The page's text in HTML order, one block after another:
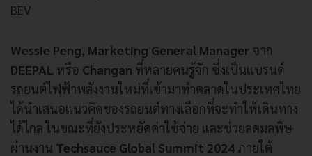
BEV
Wessie Peng, Marketing General Manager จาก
DEEPAL หรือ Changan ที่หลายคนรู้จัก ซึ่งเป็นแบรนด์
รถยนต์ไฟฟ้าพลังงานใหม่ที่เข้ามาทำตลาดในประเทศไทย
ได้นำเสนอแนวคิดของรถยนต์ทางเลือกที่จะทำให้เดินทาง
ได้ไกล ในขณะที่ยังประหยัดค่าใช้จ่าย และช่วยลดมลพิษ
ผ่านงาน Techsauce Global Summit 2024 ภายใต้